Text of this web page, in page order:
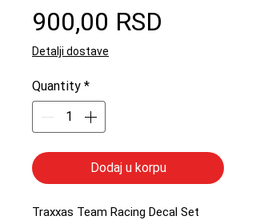
900,00 RSD
Detalji dostave
Quantity *
Dodaj u korpu
Traxxas Team Racing Decal Set